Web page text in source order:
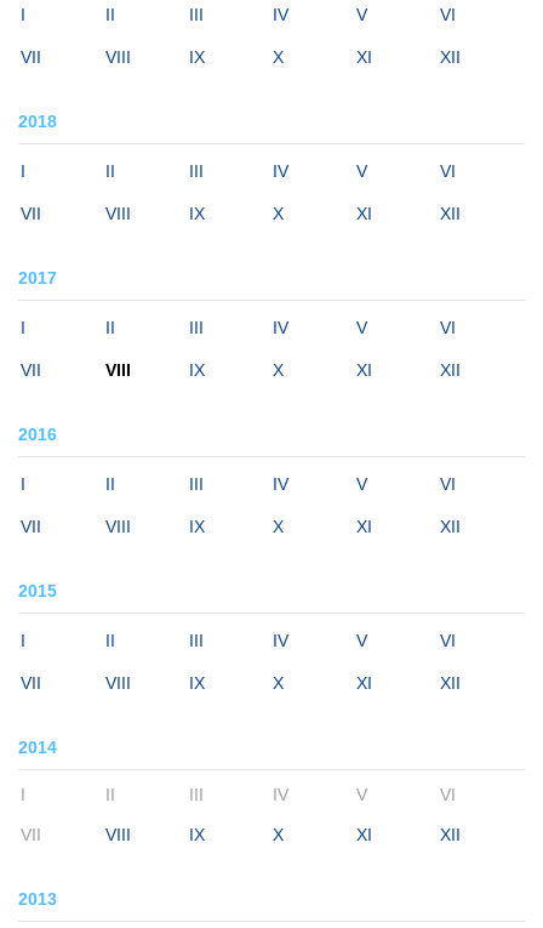
I II III IV V VI
VII VIII IX X XI XII
2018
I II III IV V VI
VII VIII IX X XI XII
2017
I II III IV V VI
VII VIII IX X XI XII
2016
I II III IV V VI
VII VIII IX X XI XII
2015
I II III IV V VI
VII VIII IX X XI XII
2014
I II III IV V VI
VII VIII IX X XI XII
2013